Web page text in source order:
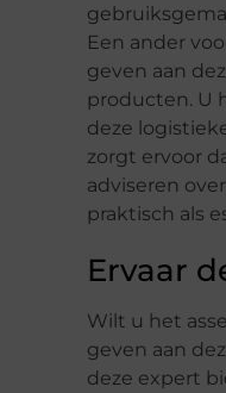
Een ander
geven aan
producten. U
deze
zorgt ervoor
adviseren
praktisch als
Ervaar
Wilt u het
geven aan
deze expert